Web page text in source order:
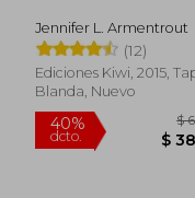
45%
dcto.
Jennifer L. Armentrout
(12)
Ediciones Kiwi, 2015,
Blanda, Nuevo